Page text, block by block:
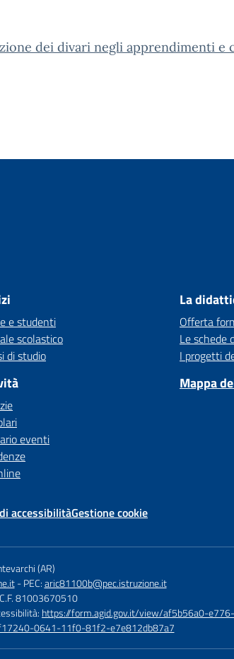
dei divari negli apprendimenti e
e studenti
scolastico
di studio
eventi
La
Offerta
Le schede
I progetti
Mappa
accessibilitàGestione cookie
(AR)
- PEC:aric81100b@pec.istruzione.it
81003670510
https://form.agid.gov.it/view/af5b56a0-
0641-11f0-81f2-e7e812db87a7